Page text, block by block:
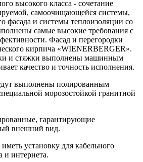
высокого класса - сочетание
самоочищающейся системы,
фасада и системы теплоизоляции со
самые высокие требования с
Фасад и перегородки
кирпича «WIENERBERGER».
и стяжки выполнены машинным
качество и точность исполнения.
выполнены полированным
морозостойкой гранитной
гарантирующие
внешний вид.
установку для кабельного
и интернета.